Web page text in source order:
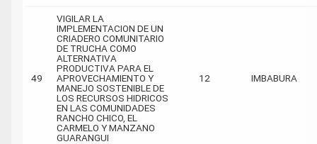
49
VIGILAR LA
IMPLEMENTACION DE UN
CRIADERO COMUNITARIO
DE TRUCHA COMO
ALTERNATIVA
PRODUCTIVA PARA EL
APROVECHAMIENTO Y
MANEJO SOSTENIBLE DE
LOS RECURSOS HIDRICOS
EN LAS COMUNIDADES
RANCHO CHICO, EL
CARMELO Y MANZANO
GUARANGUI
12 IMBABURA